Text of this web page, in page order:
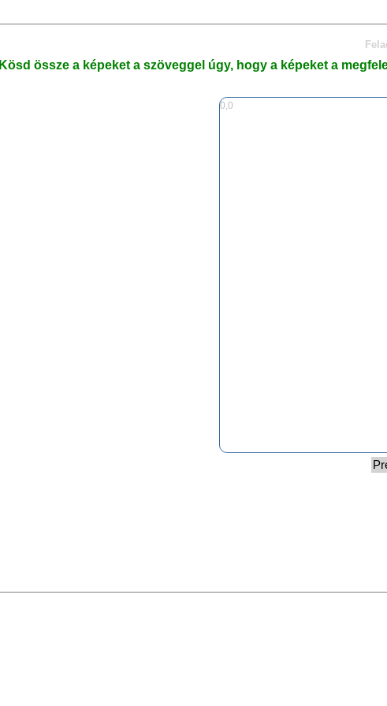
Kösd össze a képeket a szöveggel úgy, hogy a képeket a
0,0